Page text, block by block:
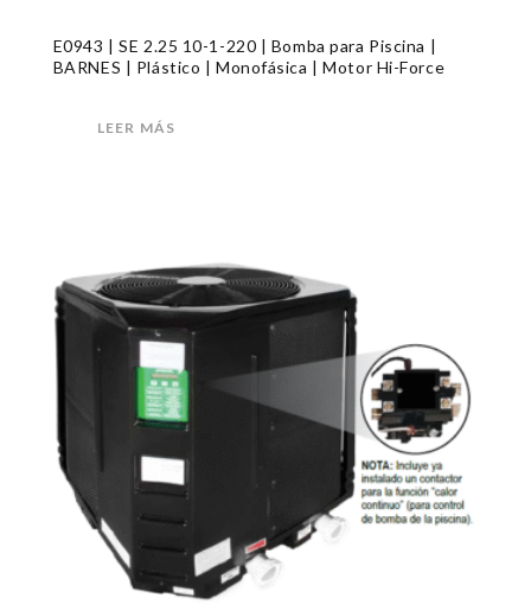
E0943 | SE 2.25 10-1-220 | Bomba para Piscina |
BARNES | Plástico | Monofásica | Motor Hi-Force
LEER MÁS